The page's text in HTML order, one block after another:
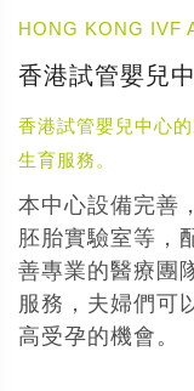
HONG KONG IVF
香港試管嬰兒
香港試管嬰兒中心
生育服務。
本中心設備完善
胚胎實驗室等，
善專業的醫療團
服務，夫婦們可
高受孕的機會。